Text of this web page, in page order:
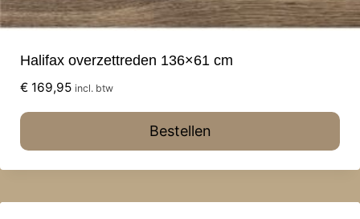
Halifax overzettreden 136×61 cm
€ 169,95 incl. btw
Bestellen